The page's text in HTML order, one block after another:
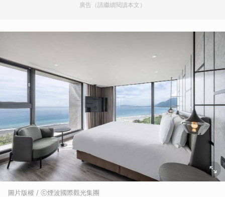
廣告（請繼續閱讀本文）
圖片版權 / ⓒ煙波國際觀光集團